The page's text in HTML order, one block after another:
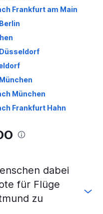
Frankfurt am Main
München
Frankfurt Hahn
Hahn
Hamburg
dabei
für Flüge
zu